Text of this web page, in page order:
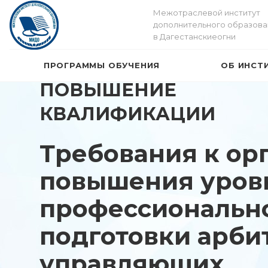
Межотраслевой институт
дополнительного
в Дагестанскиеогни
ПРОГРАММЫ ОБУЧЕНИЯ ОБ
ПОВЫШЕНИЕ
КВАЛИФИКАЦИИ
Требования к
повышения
подготовки